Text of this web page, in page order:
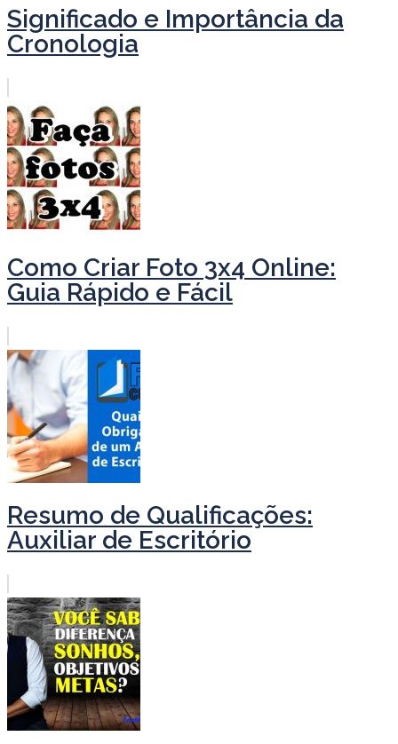
Significado e Importância da
Cronologia
Como Criar Foto 3x4 Online:
Guia Rápido e Fácil
Resumo de Qualificações:
Auxiliar de Escritório